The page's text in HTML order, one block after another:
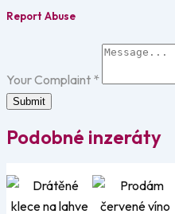
Report Abuse
Your Complaint *
Submit
Podobné inzeráty